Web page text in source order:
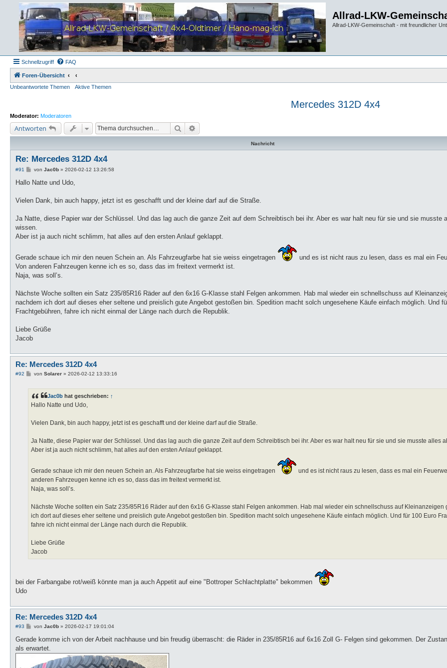
Allrad-LKW-
Allrad-LKW-Gemeinschaft - mit freundlicher
Schnellzugriff FAQ
Foren-Übersicht
Unbeantwortete Themen
Aktive Themen
Mercedes 312D 4x4
Moderator: Moderatoren
Antworten Suche
Nachricht
Re: Mercedes 312D 4x4
#91
B
i
a
von Jac0b» 2026-02-12 13:26:58
Hallo Natte und Udo,
Vielen Dank, bin auch happy, jetzt ist es geschafft und der kleine darf auf die Straße.
Ja Natte, diese Papier war der Schlüssel. Und das lag auch die ganze Zeit auf dem Schreibtisch bei ihr. Aber es war halt neu für sie und sie musste
wissen.
Aber ist ja auch nicht schlimm, hat alles auf den ersten Anlauf geklappt.
Gerade schaue ich mir den neuen Schein an. Als Fahrzeugfarbe hat sie weiss eingetragen
und es ist nicht raus zu lesen, dass es mal ein
Von anderen Fahrzeugen kenne ich es so, dass das im freitext vermerkt ist.
Naja, was soll’s.
Nächste Woche sollten ein Satz 235/85R16 Räder auf den 6x16 G-Klasse stahl Felgen ankommen. Hab mal wieder ein schnellschuss auf
nachdem ich dort auf dieses eher seltene und preislich gute Angebot gestoßen bin. Spedition macht solch ungesehene Käufe einfach möglich. Und
Frachtgebühren, fahre ich nicht einmal der Länge nach durch die Republik.
Liebe Grüße
Jacob
Re: Mercedes 312D 4x4
#92
B
r
a
von Solarer» 2026-02-12 13:33:16
Jac0b hat geschrieben: ↑
Hallo Natte und Udo,
Vielen Dank, bin auch happy, jetzt ist es geschafft und der kleine darf auf die Straße.
Ja Natte, diese Papier war der Schlüssel. Und das lag auch die ganze Zeit auf dem Schreibtisch bei ihr. Aber es war halt neu für sie und sie musste alles
Aber ist ja auch nicht schlimm, hat alles auf den ersten Anlauf geklappt.
Gerade schaue ich mir den neuen Schein an. Als Fahrzeugfarbe hat sie weiss eingetragen
und es ist nicht raus zu lesen, dass es mal ein
anderen Fahrzeugen kenne ich es so, dass das im freitext vermerkt ist.
Naja, was soll’s.
Nächste Woche sollten ein Satz 235/85R16 Räder auf den 6x16 G-Klasse stahl Felgen ankommen. Hab mal wieder ein schnellschuss auf Kleinanzeigen
ich dort auf dieses eher seltene und preislich gute Angebot gestoßen bin. Spedition macht solch ungesehene Käufe einfach möglich. Und für 100 Euro
fahre ich nicht einmal der Länge nach durch die Republik.
Liebe Grüße
Jacob
bei der Farbangabe rot/weiß könnte man ja auch Appetit auf eine "Bottroper Schlachtplatte" bekommen
Udo
Re: Mercedes 312D 4x4
#93
B
i
r
von Jac0b» 2026-02-17 19:01:04
Gerade komme ich von der Arbeit nachhause und bin freudig überrascht: die Räder in 235/85R16 auf 6x16 Zoll G- Felgen sind gekommen. Der
als erwartet.